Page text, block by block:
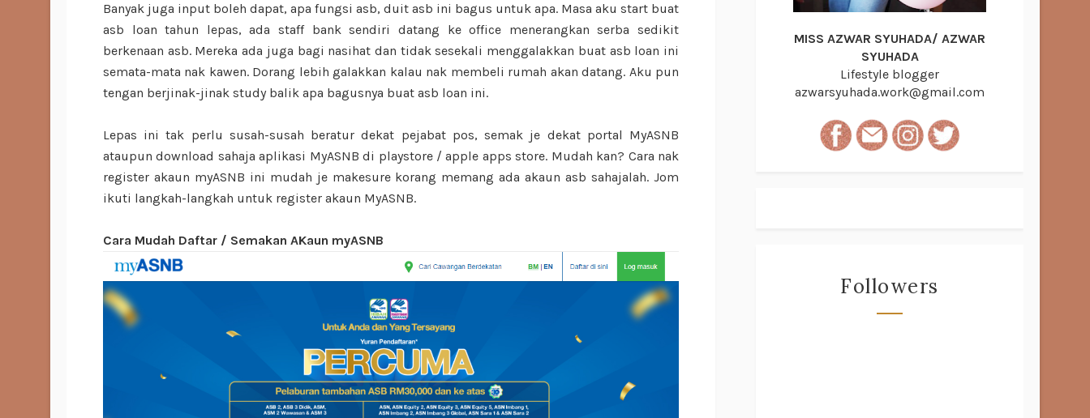
Banyak juga input boleh dapat, apa fungsi asb, duit asb ini bagus untuk apa. Masa aku start buat
asb loan tahun lepas, ada staff bank sendiri datang ke office menerangkan serba sedikit
berkenaan asb. Mereka ada juga bagi nasihat dan tidak sesekali menggalakkan buat asb loan ini
semata-mata nak kawen. Dorang lebih galakkan kalau nak membeli rumah akan datang. Aku pun
tengan berjinak-jinak study balik apa bagusnya buat asb loan ini.
Lepas ini tak perlu susah-susah beratur dekat pejabat pos, semak je dekat portal MyASNB
ataupun download sahaja aplikasi MyASNB di playstore / apple apps store. Mudah kan? Cara nak
register akaun myASNB ini mudah je makesure korang memang ada akaun asb sahajalah. Jom
ikuti langkah-langkah untuk register akaun MyASNB.
Cara Mudah Daftar / Semakan AKaun myASNB
MISS AZWAR SYUHADA/ AZWAR
SYUHADA
Lifestyle blogger
azwarsyuhada.work@gmail.com
Followers